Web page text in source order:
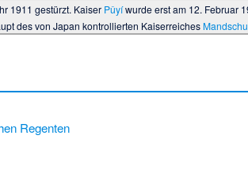
1911 gestürzt. Kaiser Pǔyíwurde erst am 12. Februar
des von Japan kontrollierten Kaiserreiches
Regenten